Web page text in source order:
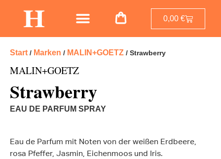
0,00€
Start / Marken / MALIN+GOETZ / Strawberry
MALIN+GOETZ
Strawberry
EAU DE PARFUM SPRAY
Eau de Parfum mit Noten von der weißen Erdbeere,
rosa Pfeffer, Jasmin, Eichenmoos und Iris.